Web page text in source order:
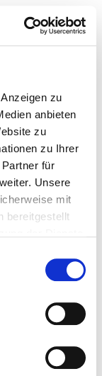
zu
anbieten
zu
zu Ihrer
für
Unsere
mit
bereitgestellt